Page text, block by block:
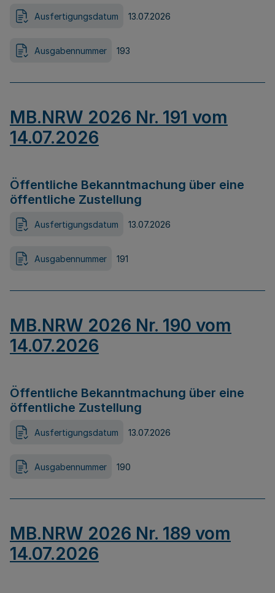
Ausfertigungsdatum 13.07.2026
Ausgabennummer 193
MB.NRW 2026 Nr. 191 vom
14.07.2026
Öffentliche Bekanntmachung über eine
öffentliche Zustellung
Ausfertigungsdatum 13.07.2026
Ausgabennummer 191
MB.NRW 2026 Nr. 190 vom
14.07.2026
Öffentliche Bekanntmachung über eine
öffentliche Zustellung
Ausfertigungsdatum 13.07.2026
Ausgabennummer 190
MB.NRW 2026 Nr. 189 vom
14.07.2026